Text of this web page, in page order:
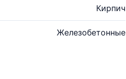
Кирпич
Железобетонные